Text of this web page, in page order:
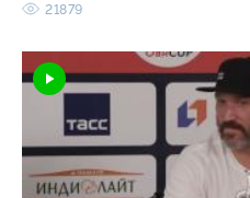
21879